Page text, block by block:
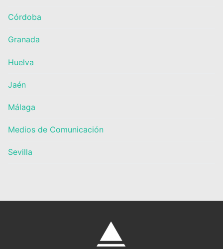
Córdoba
Granada
Huelva
Jaén
Málaga
Medios de Comunicación
Sevilla